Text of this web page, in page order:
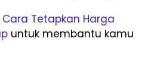
Cara Tetapkan Harga
untuk membantu kamu